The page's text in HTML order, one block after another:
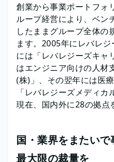
創業から事業ポートフォ
ループ経営により、ベン
したままグループ全体の
ます。2005年にレバレ
には「レバレジーズキャ
はエンジニア向けの人材
(株)」、その翌年には医
「レバレジーズメディカ
現在、国内外に28の拠点
国・業界をまたい
最大限の裁量を